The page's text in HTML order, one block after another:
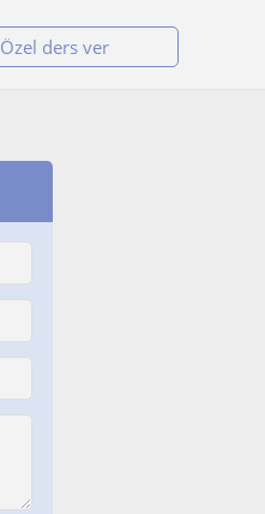
Özel ders ver